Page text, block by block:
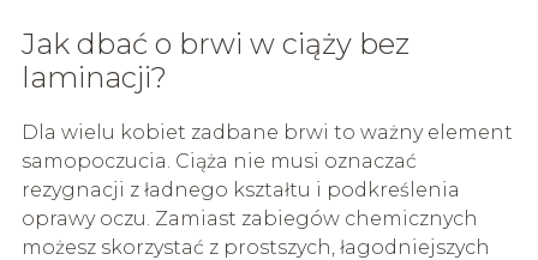
Jak dbać o brwi w ciąży bez
laminacji?
Dla wielu kobiet zadbane brwi to ważny element
samopoczucia. Ciąża nie musi oznaczać
rezygnacji z ładnego kształtu i podkreślenia
oprawy oczu. Zamiast zabiegów chemicznych
możesz skorzystać z prostszych, łagodniejszych